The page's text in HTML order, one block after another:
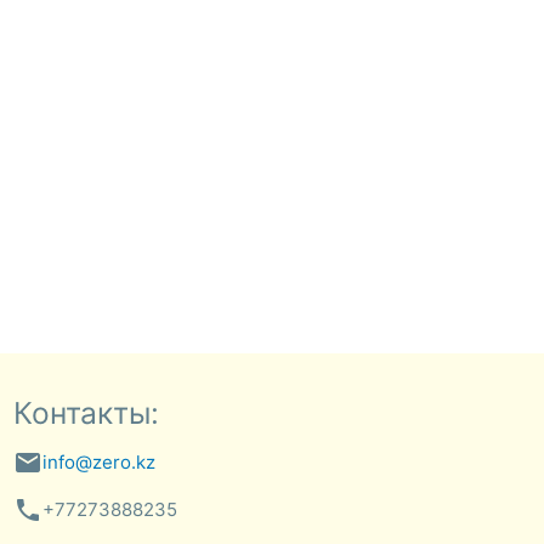
Контакты:
emailinfo@zero.kz
phone +77273888235